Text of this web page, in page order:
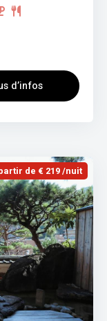
d’infos
de € 219 /nuit